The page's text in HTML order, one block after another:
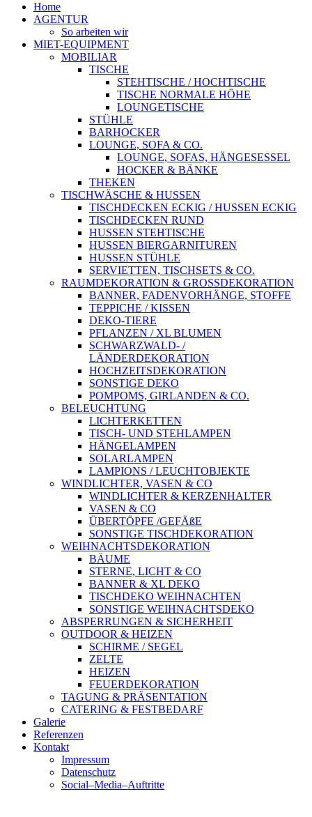
Home
AGENTUR
So arbeiten wir
MIET-EQUIPMENT
MOBILIAR
TISCHE
STEHTISCHE / HOCHTISCHE
TISCHE NORMALE HÖHE
LOUNGETISCHE
STÜHLE
BARHOCKER
LOUNGE, SOFA & CO.
LOUNGE, SOFAS, HÄNGESESSEL
HOCKER & BÄNKE
THEKEN
TISCHWÄSCHE & HUSSEN
TISCHDECKEN ECKIG / HUSSEN ECKIG
TISCHDECKEN RUND
HUSSEN STEHTISCHE
HUSSEN BIERGARNITUREN
HUSSEN STÜHLE
SERVIETTEN, TISCHSETS & CO.
RAUMDEKORATION & GROSSDEKORATION
BANNER, FADENVORHÄNGE, STOFFE
TEPPICHE / KISSEN
DEKO-TIERE
PFLANZEN / XL BLUMEN
SCHWARZWALD- /
LÄNDERDEKORATION
HOCHZEITSDEKORATION
SONSTIGE DEKO
POMPOMS, GIRLANDEN & CO.
BELEUCHTUNG
LICHTERKETTEN
TISCH- UND STEHLAMPEN
HÄNGELAMPEN
SOLARLAMPEN
LAMPIONS / LEUCHTOBJEKTE
WINDLICHTER, VASEN & CO
WINDLICHTER & KERZENHALTER
VASEN & CO
ÜBERTÖPFE /GEFÄßE
SONSTIGE TISCHDEKORATION
WEIHNACHTSDEKORATION
BÄUME
STERNE, LICHT & CO
BANNER & XL DEKO
TISCHDEKO WEIHNACHTEN
SONSTIGE WEIHNACHTSDEKO
ABSPERRUNGEN & SICHERHEIT
OUTDOOR & HEIZEN
SCHIRME / SEGEL
ZELTE
HEIZEN
FEUERDEKORATION
TAGUNG & PRÄSENTATION
CATERING & FESTBEDARF
Galerie
Referenzen
Kontakt
Impressum
Datenschutz
Social–Media–Auftritte